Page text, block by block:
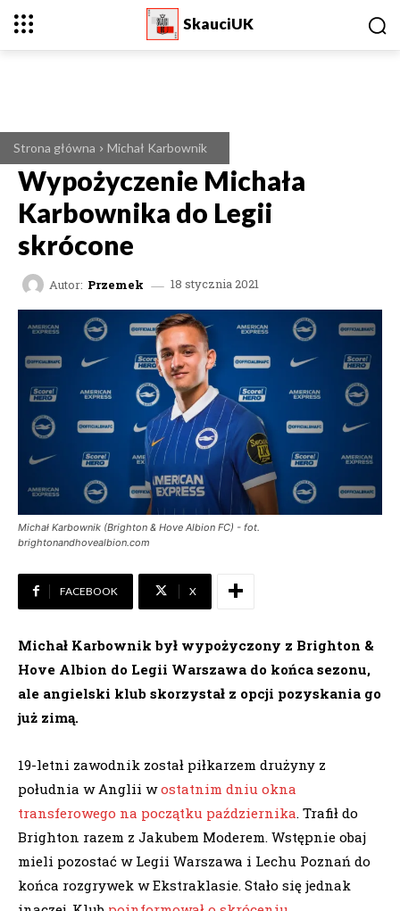
SkauciUK
Strona główna Michał Karbownik
Wypożyczenie Michała
Karbownika do Legii
skrócone
Autor: Przemek 18 stycznia 2021
Michał Karbownik (Brighton & Hove Albion FC) - fot.
brightonandhovealbion.com
FACEBOOK X
Michał Karbownik był wypożyczony z Brighton &
Hove Albion do Legii Warszawa do końca sezonu,
ale angielski klub skorzystał z opcji pozyskania go
już zimą.
19-letni zawodnik został piłkarzem drużyny z
południa w Anglii wostatnim dniu okna
transferowego na początku października. Trafił do
Brighton razem z Jakubem Moderem. Wstępnie obaj
mieli pozostać w Legii Warszawa i Lechu Poznań do
końca rozgrywek w Ekstraklasie. Stało się jednak